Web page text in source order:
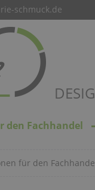
schmuck.de
den Fachhandel
für den